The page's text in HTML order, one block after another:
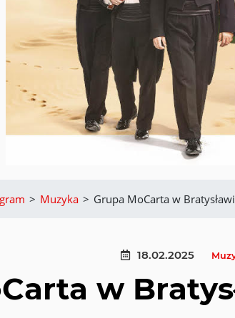
> Muzyka > Grupa MoCarta w
18.02.2025
w